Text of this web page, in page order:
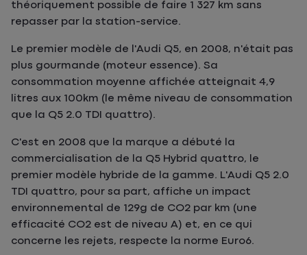
théoriquement possible de faire 1 327 km sans
repasser par la station-service.
Le premier modèle de l'Audi Q5, en 2008, n'était pas
plus gourmande (moteur essence). Sa
consommation moyenne affichée atteignait 4,9
litres aux 100km (le même niveau de consommation
que la Q5 2.0 TDI quattro).
C'est en 2008 que la marque a débuté la
commercialisation de la Q5 Hybrid quattro, le
premier modèle hybride de la gamme. L'Audi Q5 2.0
TDI quattro, pour sa part, affiche un impact
environnemental de 129g de CO2 par km (une
efficacité CO2 est de niveau A) et, en ce qui
concerne les rejets, respecte la norme Euro6.